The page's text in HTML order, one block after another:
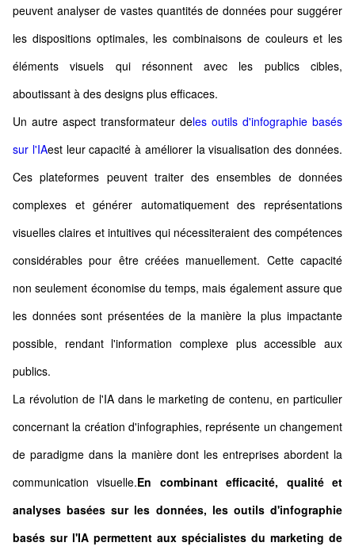
peuvent analyser de vastes quantités de données pour suggérer
les dispositions optimales, les combinaisons de couleurs et les
éléments visuels qui résonnent avec les publics cibles,
aboutissant à des designs plus efficaces.
Un autre aspect transformateur deles outils d'infographie basés
sur l'IAest leur capacité à améliorer la visualisation des données.
Ces plateformes peuvent traiter des ensembles de données
complexes et générer automatiquement des représentations
visuelles claires et intuitives qui nécessiteraient des compétences
considérables pour être créées manuellement. Cette capacité
non seulement économise du temps, mais également assure que
les données sont présentées de la manière la plus impactante
possible, rendant l'information complexe plus accessible aux
publics.
La révolution de l'IA dans le marketing de contenu, en particulier
concernant la création d'infographies, représente un changement
de paradigme dans la manière dont les entreprises abordent la
communication visuelle.En combinant efficacité, qualité et
analyses basées sur les données, les outils d'infographie
basés sur l'IA permettent aux spécialistes du marketing de